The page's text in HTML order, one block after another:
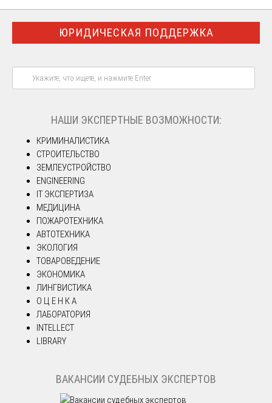
ЮРИДИЧЕСКАЯ ПОДДЕРЖКА
НАШИ ЭКСПЕРТНЫЕ ВОЗМОЖНОСТИ:
КРИМИНАЛИСТИКА
СТРОИТЕЛЬСТВО
ЗЕМЛЕУСТРОЙСТВО
ENGINEERING
IT ЭКСПЕРТИЗА
МЕДИЦИНА
ПОЖАРОТЕХНИКА
АВТОТЕХНИКА
ЭКОЛОГИЯ
ТОВАРОВЕДЕНИЕ
ЭКОНОМИКА
ЛИНГВИСТИКА
О Ц Е Н К А
ЛАБОРАТОРИЯ
INTELLECT
LIBRARY
ВАКАНСИИ СУДЕБНЫХ ЭКСПЕРТОВ